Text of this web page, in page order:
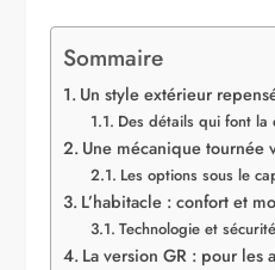
Sommaire
Un style extérieur
Des détails qui font la
Une mécanique tournée
Les options sous le
L’habitacle : confort et
Technologie et
La version GR : pour les